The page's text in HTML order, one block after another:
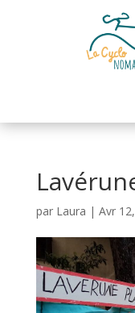
par Laura | Avr